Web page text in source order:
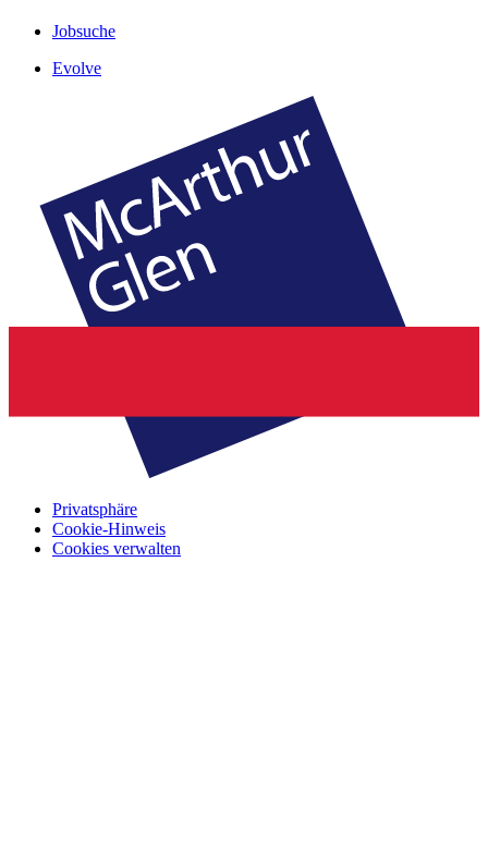
Jobsuche
Evolve
Privatsphäre
Cookie-Hinweis
Cookies verwalten